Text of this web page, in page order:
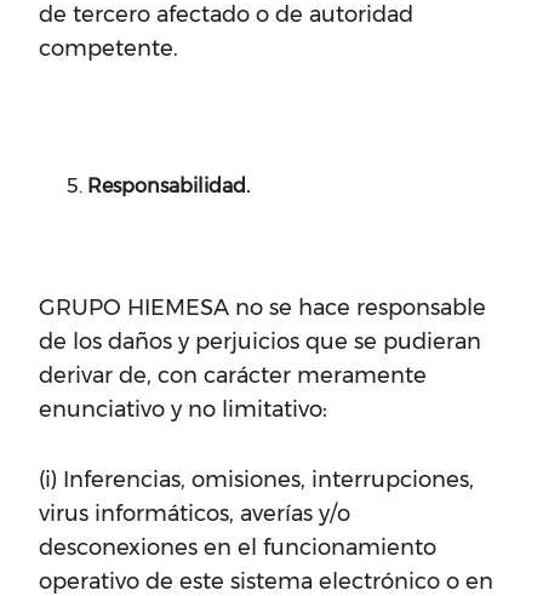
de tercero afectado o de autoridad
competente.
Responsabilidad.
GRUPO HIEMESA no se hace responsable
de los daños y perjuicios que se pudieran
derivar de, con carácter meramente
enunciativo y no limitativo:
(i) Inferencias, omisiones, interrupciones,
virus informáticos, averías y/o
desconexiones en el funcionamiento
operativo de este sistema electrónico o en